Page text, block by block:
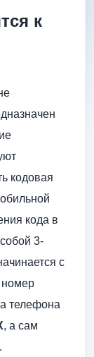
к
кодовая
кода в
3-
с
номер
телефона
, а сам
.